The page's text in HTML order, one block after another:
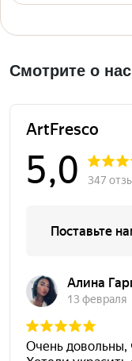
Смотрите о